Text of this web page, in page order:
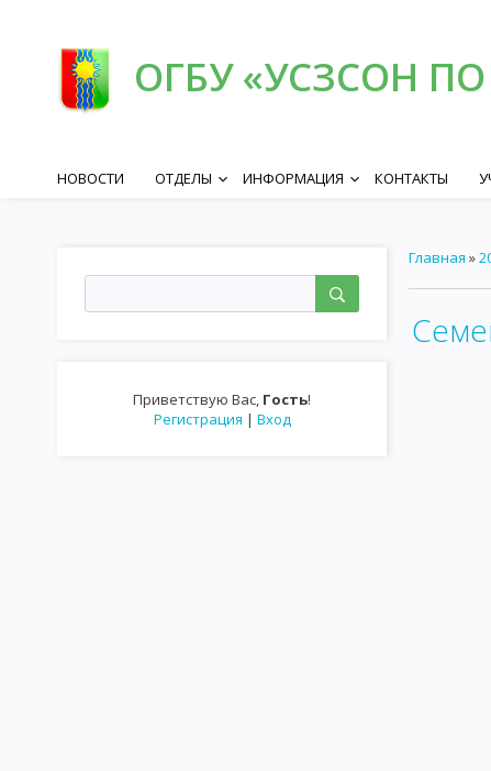
ОГБУ «УСЗСОН
НОВОСТИ ОТДЕЛЫ keyboard_arrow_down ИНФОРМАЦИЯ keyboard_arrow_down КОНТАКТЫ
Приветствую Вас, Гость!
Регистрация | Вход
Главная »